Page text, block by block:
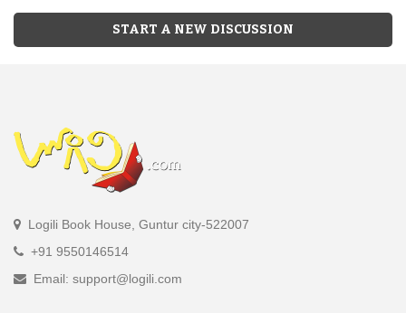
START A NEW DISCUSSION
Logili Book House, Guntur city-522007
+91 9550146514
Email: support@logili.com